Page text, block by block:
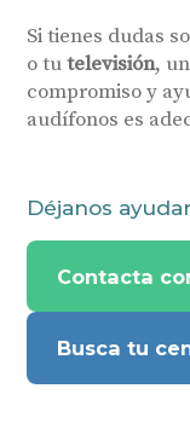
Si tienes dudas
o tutelevisión,
compromiso y
audífonos es
Déjanos
Contacta
Busca tu